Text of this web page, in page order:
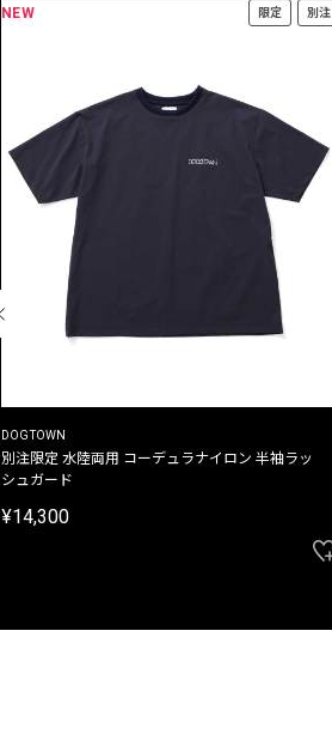
NEW 限定 別注
DOGTOWN
別注限定 水陸両用 コーデュラナイロン 半袖ラッ
シュガード
¥14,300